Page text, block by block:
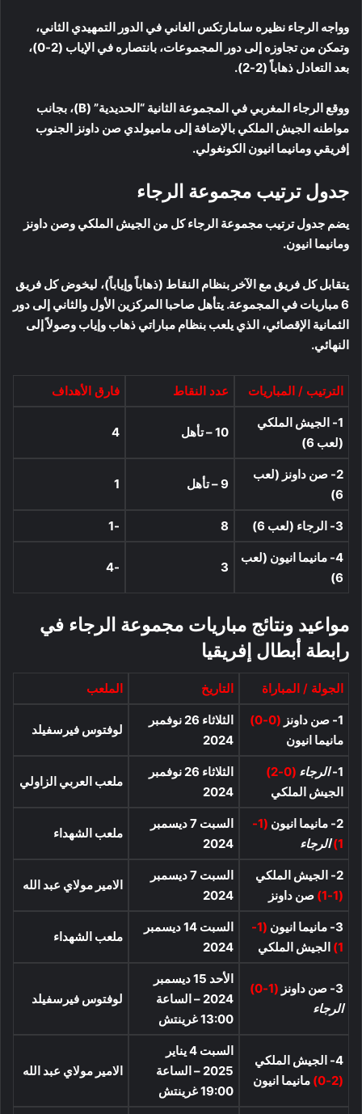
وواجه الرجاء نظيره سامارتكس الغاني في الدور التمهيدي الثاني،
وتمكن من تجاوزه إلى دور المجموعات، بانتصاره في الإياب (2-0)،
بعد التعادل ذهاباً (2-2).
ووقع الرجاء المغربي في المجموعة الثانية “الحديدية” (B)، بجانب
مواطنه الجيش الملكي بالإضافة إلى ماميولدي صن داونز الجنوب
إفريقي ومانيما انيون الكونغولي.
جدول ترتيب مجموعة الرجاء
يضم جدول ترتيب مجموعة الرجاء كل من الجيش الملكي وصن داونز
ومانيما انيون.
يتقابل كل فريق مع الآخر بنظام النقاط (ذهاباً وإياباً)، ليخوض كل فريق
6 مباريات في المجموعة. يتأهل صاحبا المركزين الأول والثاني إلى دور
الثمانية الإقصائي، الذي يلعب بنظام مباراتي ذهاب وإياب وصولاً إلى
النهائي.
الترتيب / المباريات عدد النقاط فارق الأهداف
1- الجيش الملكي
(لعب 6)
10 – تأهل 4
2- صن داونز (لعب
6)
9 – تأهل 1
3- الرجاء (لعب 6) 8
-1
4- مانيما انيون (لعب
6)
3
-4
مواعيد ونتائج مباريات مجموعة الرجاء في
رابطة أبطال إفريقيا
الجولة / المباراة التاريخ الملعب
1- صن داونز
(0-0)
مانيما انيون
الثلاثاء 26 نوفمبر
2024
لوفتوس فيرسفيلد
1- الرجاء (0-2)
الجيش الملكي
الثلاثاء 26 نوفمبر
2024
ملعب العربي الزاولي
2- مانيما انيون
(1-
1) الرجاء
السبت 7 ديسمبر
2024
ملعب الشهداء
2- الجيش الملكي
(1-1)
صن داونز
السبت 7 ديسمبر
2024
الامير مولاي عبد الله
3- مانيما انيون
(1-
1)
الجيش الملكي
السبت 14 ديسمبر
2024
ملعب الشهداء
3- صن داونز
(1-0)
الرجاء
الأحد 15 ديسمبر
2024 – الساعة
13:00 غرينتش
لوفتوس فيرسفيلد
4- الجيش الملكي
(2-0)
مانيما انيون
السبت 4 يناير
2025 – الساعة
19:00 غرينتش
الامير مولاي عبد الله